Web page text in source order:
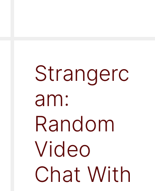
Strangerc
am:
Random
Video
Chat With